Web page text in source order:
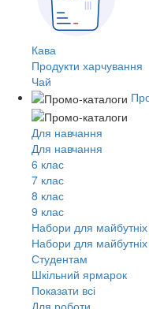
Кава
Продукти харчування
Чай
Для навчання
Для навчання
6 клас
7 клас
8 клас
9 клас
Набори для
Набори для майбутніх
Студентам
Шкільний ярмарок
Показати всі
Для роботи